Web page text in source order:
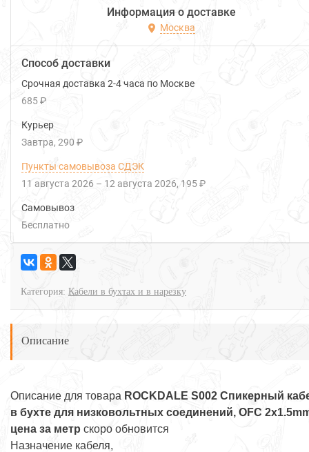
Информация о доставке
Москва
Способ доставки
Срочная доставка 2-4 часа по Москве
685 ₽
Курьер
Завтра 290 ₽
Пункты самовывоза СДЭК
11 августа 2026 – 12 августа 2026 195 ₽
Самовывоз
Бесплатно
Категория: Кабели в бухтах и в нарезку
Описание
Описание для товара ROCKDALE S002 Спикерный
в бухте для низковольтных соединений, OFC
цена за метр скоро обновится
Назначение кабеля,